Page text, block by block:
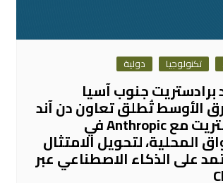
تكنولوجيا دولية
برادستريت جنوب آسيا
الأوسط تُطلق تعاون دن آند
برادستريت مع Anthropic في
المحلية، لتحويل الامتثال
على الذكاء الاصطناعي عبر